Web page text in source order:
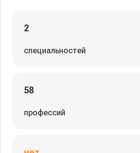
2
специальностей
58
профессий